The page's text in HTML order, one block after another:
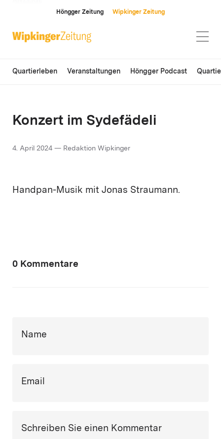
Höngger Zeitung Wipkinger Zeitung
Quartierleben Veranstaltungen Höngger Podcast
Konzert im Sydefädeli
4. April 2024 — Redaktion Wipkinger
Handpan-Musik mit Jonas Straumann.
0 Kommentare
Name
Email
Schreiben Sie einen Kommentar